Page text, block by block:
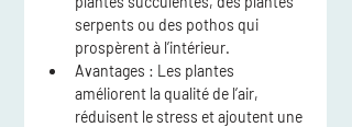
serpents ou des pothos qui
prospèrent à l’intérieur.
Avantages : Les plantes
améliorent la qualité de l’air,
réduisent le stress et ajoutent une